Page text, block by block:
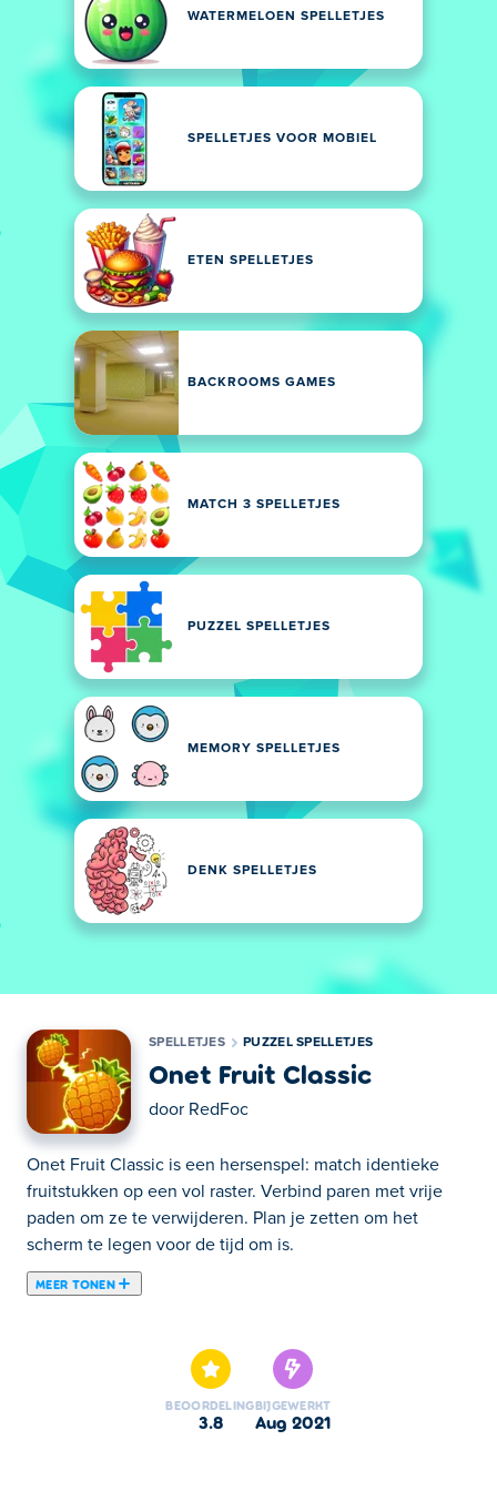
WATERMELOEN SPELLETJES
SPELLETJES VOOR MOBIEL
ETEN SPELLETJES
BACKROOMS GAMES
MATCH 3 SPELLETJES
PUZZEL SPELLETJES
MEMORY SPELLETJES
DENK SPELLETJES
SPELLETJES PUZZEL SPELLETJES
Onet Fruit Classic
door RedFoc
Onet Fruit Classic is een hersenspel: match identieke
fruitstukken op een vol raster. Verbind paren met vrije
paden om ze te verwijderen. Plan je zetten om het
scherm te legen voor de tijd om is.
MEER TONEN
tegels op het scherm kwijt te raken door ze te matchen
met hun identieke paren. Zoek twee identieke tegels en
verbind ze met drie of minder rechte lijnen. Als uw lijn
BEOORDELING
3.8
BIJGEWERKT
aug 2021